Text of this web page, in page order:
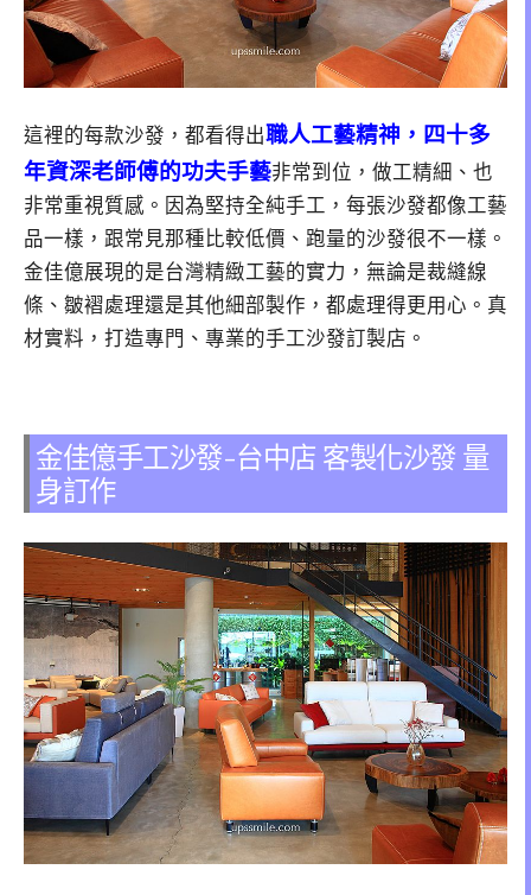
這裡的每款沙發，都看得出職人工藝精神，四十多
年資深老師傅的功夫手藝非常到位，做工精細、也
非常重視質感。因為堅持全純手工，每張沙發都像工藝
品一樣，跟常見那種比較低價、跑量的沙發很不一樣。
金佳億展現的是台灣精緻工藝的實力，無論是裁縫線
條、皺褶處理還是其他細部製作，都處理得更用心。真
材實料，打造專門、專業的手工沙發訂製店。
金佳億手工沙發-台中店 客製化沙發 量
身訂作